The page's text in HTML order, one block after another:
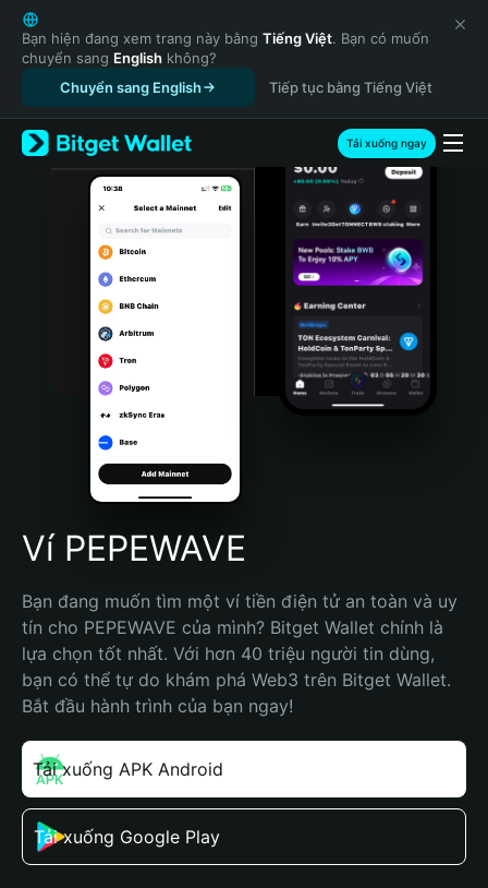
English
日本語
Tiếng Việt
Русский
Español (Latinoamérica)
Türkçe
Italiano
Português (Portugal)
Bahasa Indonesia
Português (Brasil)
Español (Argentina)
Bạn hiện đang xem trang này bằng Tiếng Việt. Bạn có muốn
chuyển sang English không?
Chuyển sang English
Tiếp tục bằng Tiếng Việt
Tải xuống ngay
Ví PEPEWAVE
Bạn đang muốn tìm một ví tiền điện tử an toàn và uy
tín cho PEPEWAVE của mình? Bitget Wallet chính là
lựa chọn tốt nhất. Với hơn 40 triệu người tin dùng,
bạn có thể tự do khám phá Web3 trên Bitget Wallet.
Bắt đầu hành trình của bạn ngay!
Tải xuống APK Android
Tải xuống Google Play